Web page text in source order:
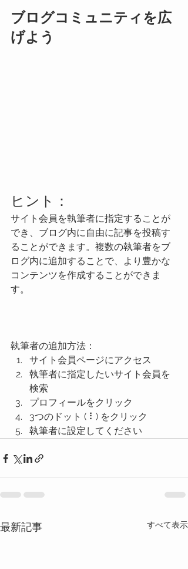
ブログコミュニティを広
げよう
ヒント：
サイト会員を執筆者に指定することが
でき、ブログ内に自由に記事を投稿す
ることができます。複数の執筆者をブ
ログ内に追加することで、より豊かな
コンテンツを作成することができま
す。
執筆者の追加方法：
サイト会員ページにアクセス
執筆者に指定したいサイト会員を
検索
プロフィールをクリック
3つのドット ( ⠇) をクリック
執筆者に設定してください
最新記事 すべて表示